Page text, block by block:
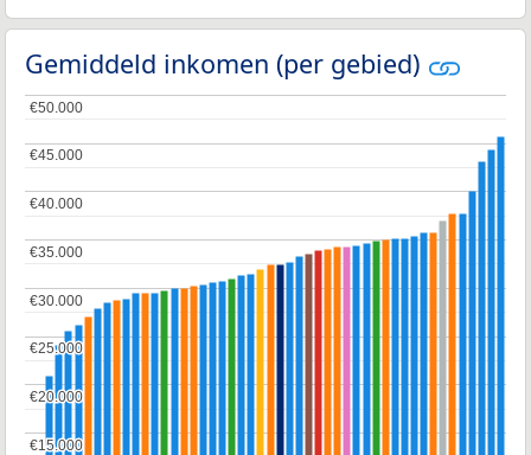
Gemiddeld inkomen (per gebied)
€15.000
€15.000
€20.000
€20.000
€25.000
€25.000
€30.000
€30.000
€35.000
€35.000
€40.000
€40.000
€45.000
€45.000
€50.000
€50.000